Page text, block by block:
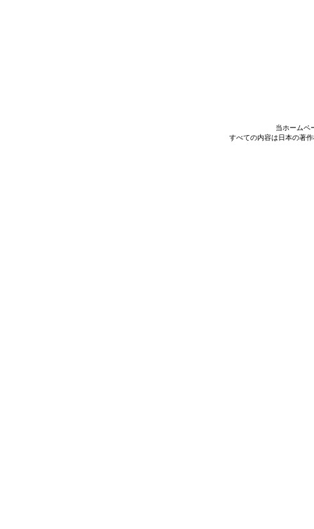
当ホームペ
すべての内容は日本の著